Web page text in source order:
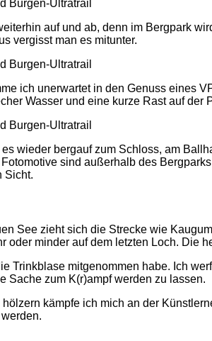
auf und ab, denn im Bergpark
vergisst man es mitunter.
ich unerwartet in den Genuss eines
Wasser und eine kurze Rast auf
wieder bergauf zum Schloss, am
sind außerhalb des
Sicht.
See zieht sich die Strecke wie
oder minder auf dem letzten Loch. Die
Trinkblase mitgenommen habe. Ich
Sache zum K(r)ampf werden zu lassen.
kämpfe ich mich an der